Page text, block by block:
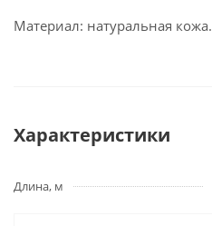
Материал: натуральная кожа.
Характеристики
Длина, м